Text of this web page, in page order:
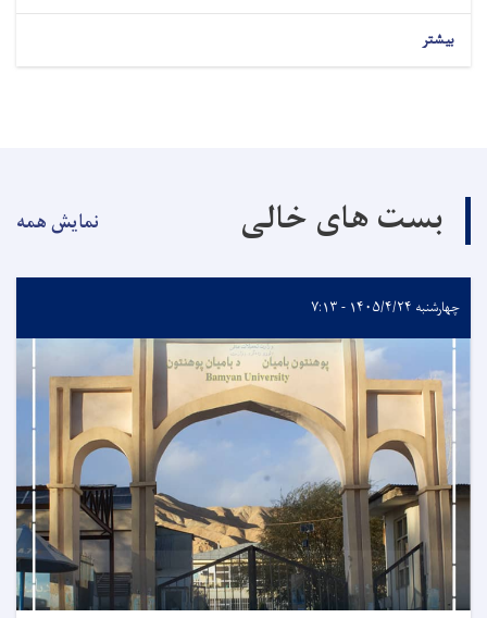
بیشتر
بست های خالی نمایش همه
چهارشنبه ۱۴۰۵/۴/۲۴ - ۷:۱۳